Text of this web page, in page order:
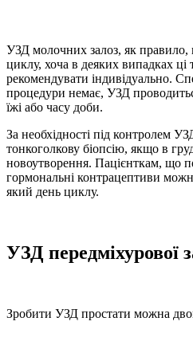
УЗД молочних залоз, як правило,
циклу, хоча в деяких випадках ці
рекомендувати індивідуально.
процедури немає, УЗД
їжі або часу доби.
За необхідності під контролем
тонкоголкову біопсію, якщо в
новоутворення. Пацієнткам, що
гормональні контрацептиви
який день циклу.
УЗД передміхурової
Зробити УЗД простати можна